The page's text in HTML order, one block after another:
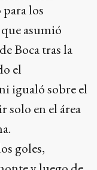
los
asumió
Boca tras la
el
igualó sobre el
en el área
goles,